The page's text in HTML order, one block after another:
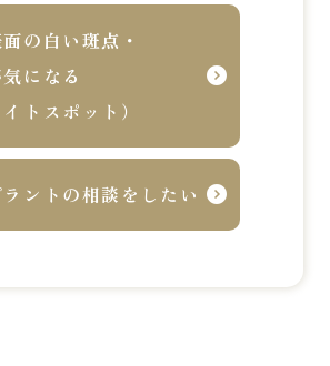
の白い斑点・
になる
イトスポット）
ントの相談をしたい